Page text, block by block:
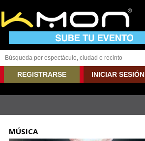
REGISTRARSE INICIAR SESIÓN
MÚSICA